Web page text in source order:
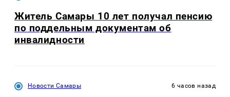
Житель Самары 10 лет получал пенсию
по поддельным документам об
инвалидности
Новости Самары 6 часов назад